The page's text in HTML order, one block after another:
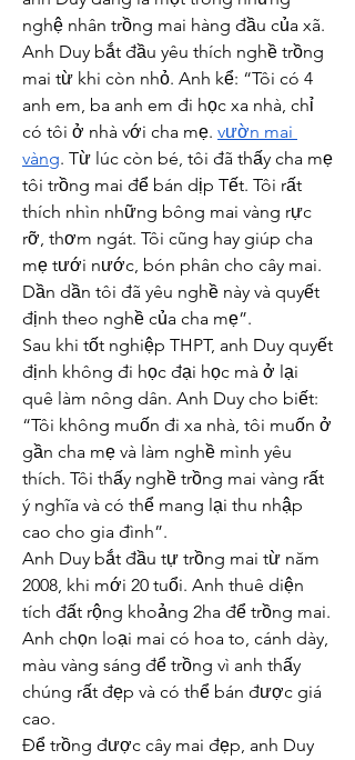
nghệ nhân trồng mai hàng đầu của xã.
Anh Duy bắt đầu yêu thích nghề trồng
mai từ khi còn nhỏ. Anh kể: “Tôi có 4
anh em, ba anh em đi học xa nhà, chỉ
có tôi ở nhà với cha mẹ. vườn mai
vàng. Từ lúc còn bé, tôi đã thấy cha mẹ
tôi trồng mai để bán dịp Tết. Tôi rất
thích nhìn những bông mai vàng rực
rỡ, thơm ngát. Tôi cũng hay giúp cha
mẹ tưới nước, bón phân cho cây mai.
Dần dần tôi đã yêu nghề này và quyết
định theo nghề của cha mẹ”.
Sau khi tốt nghiệp THPT, anh Duy quyết
định không đi học đại học mà ở lại
quê làm nông dân. Anh Duy cho biết:
“Tôi không muốn đi xa nhà, tôi muốn ở
gần cha mẹ và làm nghề mình yêu
thích. Tôi thấy nghề trồng mai vàng rất
ý nghĩa và có thể mang lại thu nhập
cao cho gia đình”.
Anh Duy bắt đầu tự trồng mai từ năm
2008, khi mới 20 tuổi. Anh thuê diện
tích đất rộng khoảng 2ha để trồng mai.
Anh chọn loại mai có hoa to, cánh dày,
màu vàng sáng để trồng vì anh thấy
chúng rất đẹp và có thể bán được giá
cao.
Để trồng được cây mai đẹp, anh Duy